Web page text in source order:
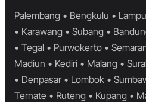
Palembang • Bengkulu •
• Karawang • Subang •
• Tegal • Purwokerto •
Madiun • Kediri • Malang •
• Denpasar • Lombok •
Ternate • Ruteng • Kupang •